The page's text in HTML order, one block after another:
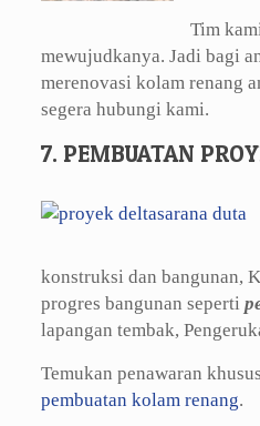
Tim
mewujudkanya. Jadi bagi
merenovasi kolam renang
segera hubungi kami.
7. PEMBUATAN
konstruksi dan bangunan,
progres bangunan seperti
lapangan tembak,
Temukan penawaran
pembuatan kolam renang.